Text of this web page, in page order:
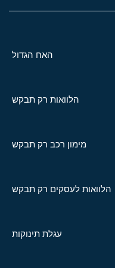
האח הגדול
הלוואות רק תבקש
מימון רכב רק תבקש
הלוואות לעסקים רק תבקש
עגלת תינוקות